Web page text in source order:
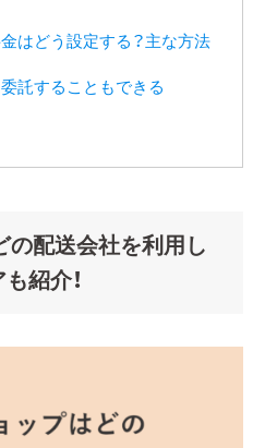
はどう設定する？主な方法
託することもできる
の配送会社を利用し
紹介！